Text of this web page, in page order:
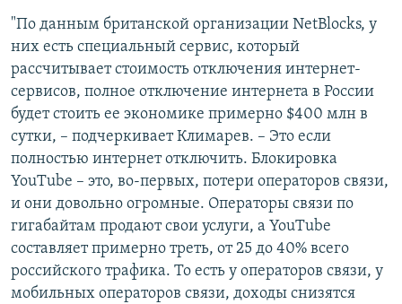
"По данным британской организации NetBlocks, у
них есть специальный сервис, который
рассчитывает стоимость отключения интернет-
сервисов, полное отключение интернета в России
будет стоить ее экономике примерно $400 млн в
сутки, – подчеркивает Климарев. – Это если
полностью интернет отключить. Блокировка
YouTube – это, во-первых, потери операторов связи,
и они довольно огромные. Операторы связи по
гигабайтам продают свои услуги, а YouTube
составляет примерно треть, от 25 до 40% всего
российского трафика. То есть у операторов связи, у
мобильных операторов связи, доходы снизятся